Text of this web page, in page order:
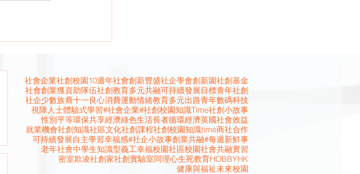
社會企業社創校園10週年社會創新豐盛社企學會創新園社創基金
社會創業獲資助隊伍社創教育多元共融可持續發展目標青年社創
社企少數族裔十一良心消費運動情緒教育多元出路青年數碼科技
視障人士體驗式學習#社會企業#社創校園知識Time社創小故事
性別平等環保共享經濟綠色生活長者循環經濟英國社會效益
就業機會社創知識社區文化社創課程社創校園知識time商社合作
可持續發展自主學習幸福感#社企小故事創業共融#每週新鮮事
老年社會中學生知識型義工幸福校園社區校園社會共融實習
密室欺凌社創家社創實驗室同理心生死教育HOBBYHK
健康與福祉未來校園